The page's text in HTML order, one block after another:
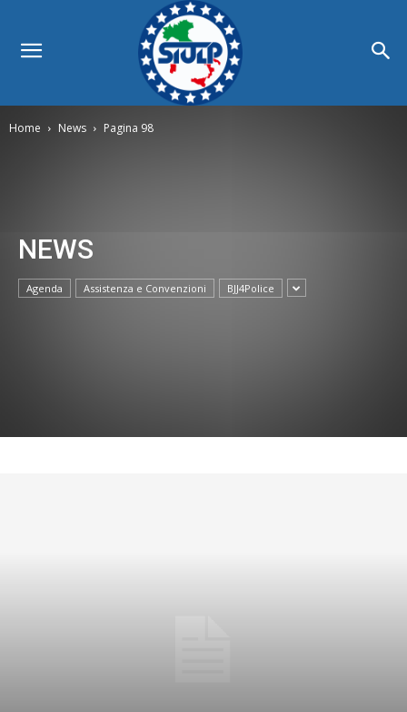
Home News Pagina 98
NEWS
Agenda Assistenza e Convenzioni BJJ4Police